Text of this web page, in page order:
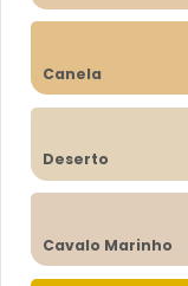
Canela
Deserto
Cavalo Marinho